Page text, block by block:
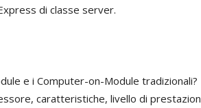
di classe server.
e i Computer-on-Module
caratteristiche, livello di